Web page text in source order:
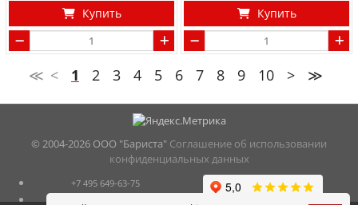
Купить Купить
≪ < 1 2 3 4 5 6 7 8 9 10 > ≫
© 2004-2026 ООО "Бариста" Соглашение об использовании
конфиденциальных данных
+7 495 649-63-75